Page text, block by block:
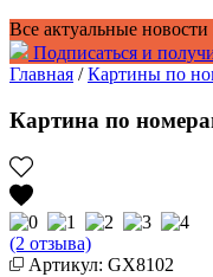
Все актуальные
Подписаться и
Главная /Картины по
Картина по
(2 отзыва)
Артикул: GX8102